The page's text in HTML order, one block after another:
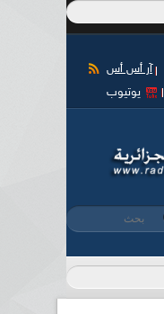
آر أس أس
يوتيوب
البحث ‏بحث ‏